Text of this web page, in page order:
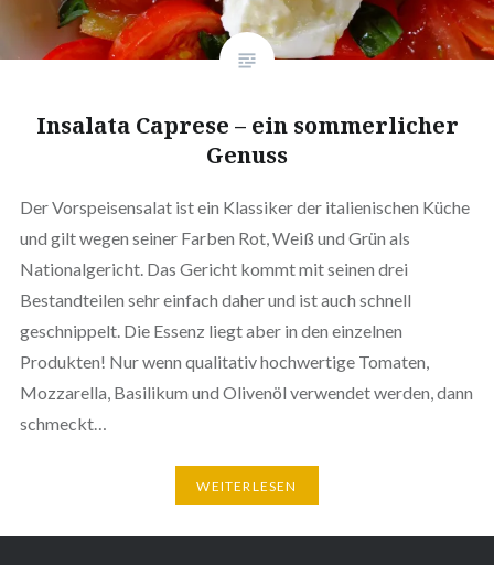
Insalata Caprese – ein sommerlicher
Genuss
Der Vorspeisensalat ist ein Klassiker der italienischen Küche
und gilt wegen seiner Farben Rot, Weiß und Grün als
Nationalgericht. Das Gericht kommt mit seinen drei
Bestandteilen sehr einfach daher und ist auch schnell
geschnippelt. Die Essenz liegt aber in den einzelnen
Produkten! Nur wenn qualitativ hochwertige Tomaten,
Mozzarella, Basilikum und Olivenöl verwendet werden, dann
schmeckt…
WEITERLESEN